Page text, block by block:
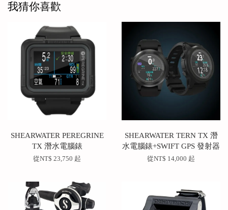
我猜你喜歡
SHEARWATER PEREGRINE
TX 潛水電腦錶
從NT$ 23,750 起
SHEARWATER TERN TX 潛
水電腦錶+SWIFT GPS 發射器
從NT$ 14,000 起